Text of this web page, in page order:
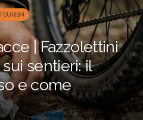
| Fazzolettini
sentieri: il
e come